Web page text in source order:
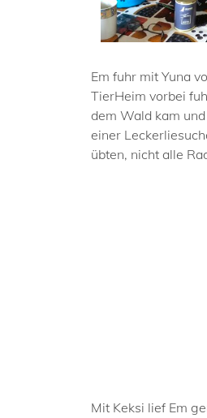
Em fuhr mit Yuna
TierHeim vorbei
dem Wald kam
einer
übten, nicht alle
Mit Keksi lief Em